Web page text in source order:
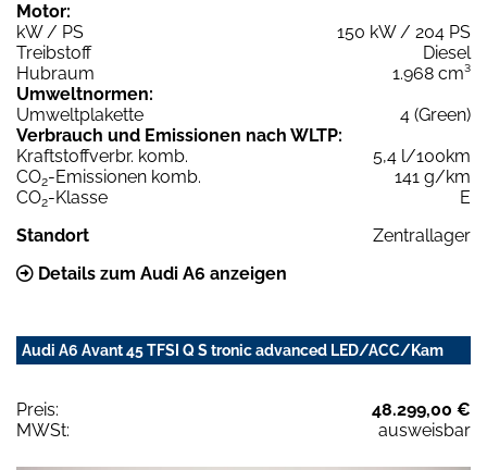
Motor:
kW / PS
150 kW / 204 PS
Treibstoff
Diesel
Hubraum
1.968 cm³
Umweltnormen:
Umweltplakette
4 (Green)
Verbrauch und Emissionen nach WLTP:
Kraftstoffverbr. komb.
5,4 l/100km
CO2-Emissionen komb.
141 g/km
CO2-Klasse
E
Standort
Zentrallager
Details zum Audi A6 anzeigen
Audi A6 Avant 45 TFSI Q S tronic advanced LED/ACC/Kam
Preis:
48.299,00 €
MWSt:
ausweisbar